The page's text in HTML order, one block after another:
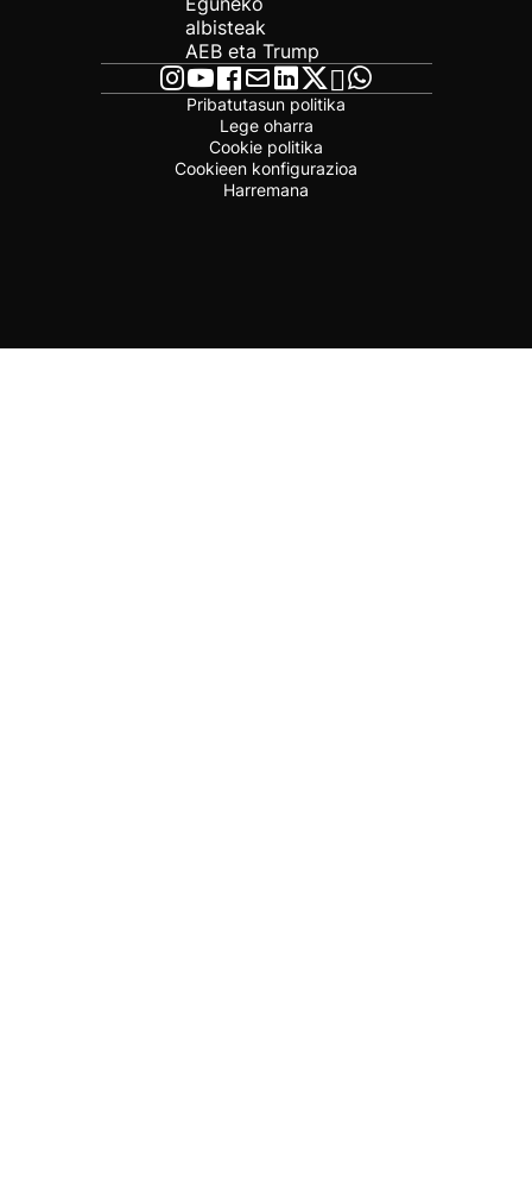
albisteak
AEB eta Trump
Pribatutasun politika
Lege oharra
Cookie politika
Cookieen konfigurazioa
Harremana